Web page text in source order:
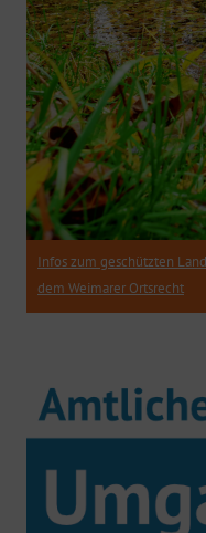
Infos zum geschützten
dem Weimarer Ortsrecht